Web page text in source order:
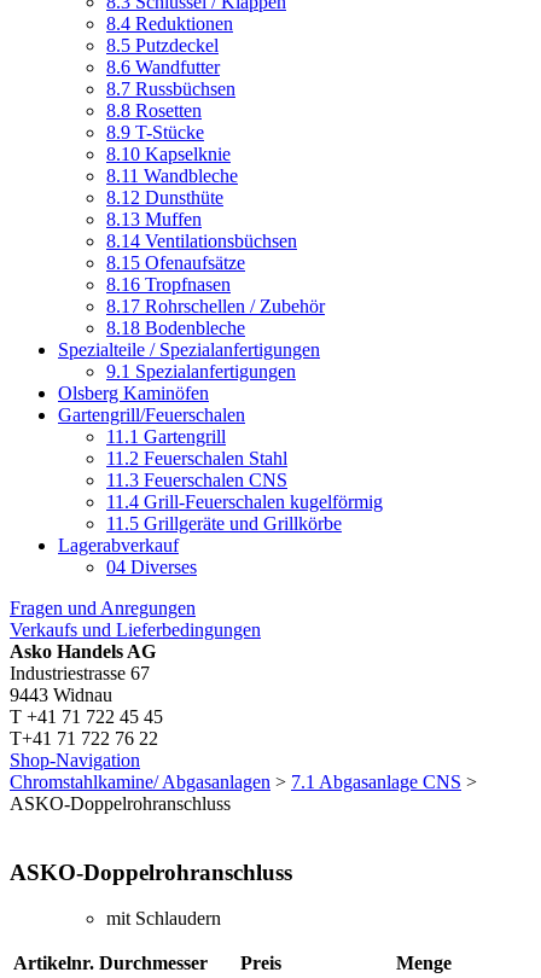
8.4 Reduktionen
8.5 Putzdeckel
8.6 Wandfutter
8.7 Russbüchsen
8.8 Rosetten
8.9 T-Stücke
8.10 Kapselknie
8.11 Wandbleche
8.12 Dunsthüte
8.13 Muffen
8.14 Ventilationsbüchsen
8.15 Ofenaufsätze
8.16 Tropfnasen
8.17 Rohrschellen / Zubehör
8.18 Bodenbleche
Spezialteile / Spezialanfertigungen
9.1 Spezialanfertigungen
Olsberg Kaminöfen
Gartengrill/Feuerschalen
11.1 Gartengrill
11.2 Feuerschalen Stahl
11.3 Feuerschalen CNS
11.4 Grill-Feuerschalen kugelförmig
11.5 Grillgeräte und Grillkörbe
Lagerabverkauf
04 Diverses
Fragen und Anregungen
Verkaufs und Lieferbedingungen
Asko Handels AG
Industriestrasse 67
9443 Widnau
T +41 71 722 45 45
T+41 71 722 76 22
Shop-Navigation
Chromstahlkamine/ Abgasanlagen > 7.1 Abgasanlage CNS >
ASKO-Doppelrohranschluss
ASKO-Doppelrohranschluss
mit Schlaudern
Artikelnr. Durchmesser Preis Menge